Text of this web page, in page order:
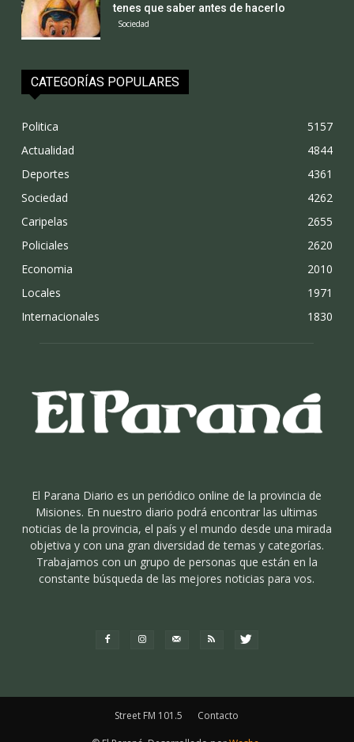
tenes que saber antes de hacerlo
Sociedad
CATEGORÍAS POPULARES
Politica
5157
Actualidad
4844
Deportes
4361
Sociedad
4262
Caripelas
2655
Policiales
2620
Economia
2010
Locales
1971
Internacionales
1830
El Parana Diario es un periódico online de la provincia de
Misiones. En nuestro diario podrá encontrar las ultimas
noticias de la provincia, el país y el mundo desde una mirada
objetiva y con una gran diversidad de temas y categorías.
Trabajamos con un grupo de personas que están en la
constante búsqueda de las mejores noticias para vos.
Street FM 101.5 Contacto